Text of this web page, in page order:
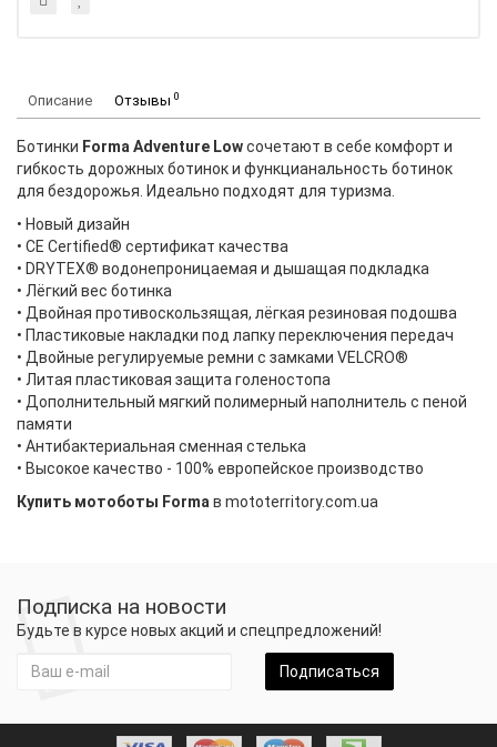
Описание Отзывы 0
Ботинки Forma Adventure Lowсочетают в себе комфорт и
гибкость дорожных ботинок и функцианальность ботинок
для бездорожья. Идеально подходят для туризма.
• Новый дизайн
• CE Certified® сертификат качества
• DRYTEX® водонепроницаемая и дышащая подкладка
• Лёгкий вес ботинка
• Двойная противоскользящая, лёгкая резиновая подошва
• Пластиковые накладки под лапку переключения передач
• Двойные регулируемые ремни с замками VELCRO®
• Литая пластиковая защита голеностопа
• Дополнительный мягкий полимерный наполнитель с пеной
памяти
• Антибактериальная сменная стелька
• Высокое качество - 100% европейское производство
Купить мотоботы Forma в mototerritory.com.ua
Подписка на новости
Будьте в курсе новых акций и спецпредложений!
Подписаться